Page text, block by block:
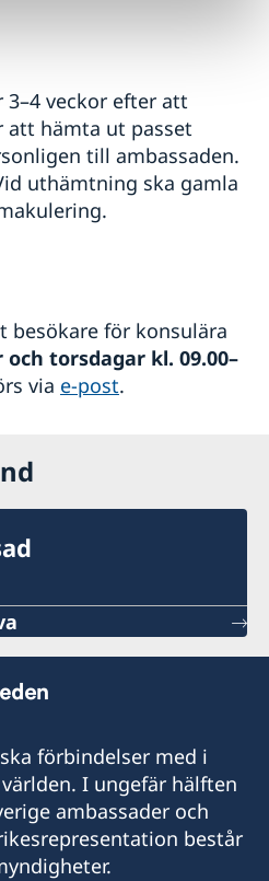
veckor efter att
att hämta ut passet
till ambassaden.
uthämtning ska gamla
besökare för konsulära
och torsdagar kl. 09.00–
via e-post.
förbindelser med i
I ungefär hälften
ambassader och
består